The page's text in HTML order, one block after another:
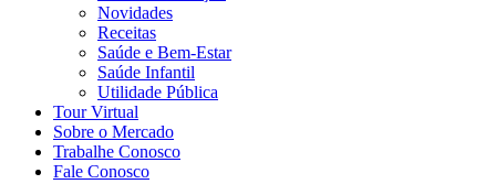
Novidades
Receitas
Saúde e Bem-Estar
Saúde Infantil
Utilidade Pública
Tour Virtual
Sobre o Mercado
Trabalhe Conosco
Fale Conosco